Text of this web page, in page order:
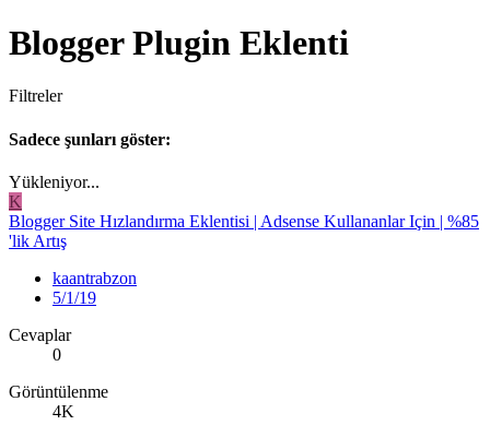
Blogger Plugin Eklenti
Filtreler
Sadece şunları göster:
Yükleniyor...
K
Blogger Site Hızlandırma Eklentisi | Adsense Kullananlar Için | %85
'lik Artış
kaantrabzon
5/1/19
Cevaplar
0
Görüntülenme
4K